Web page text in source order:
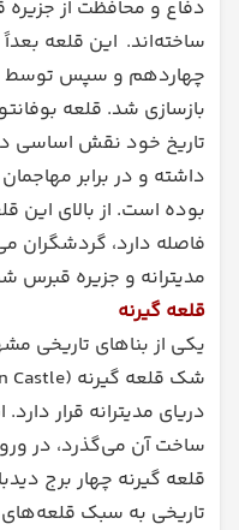
دفاع و محافظت از جزیره
ساخته‌اند. این قلعه
چهاردهم و سپس توسط
تاریخ خود نقش اساسی
داشته و در برابر
فاصله دارد، گردشگران
مدیترانه و جزیره قبرس
قلعه گیرنه
یکی از بناهای تاریخی
ساخت آن می‌گذرد، در
قلعه گیرنه چهار برج
تاریخی به سبک